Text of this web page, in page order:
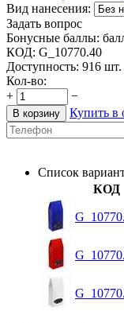
Вид нанесения:
Задать вопрос
Бонусные баллы:
КОД: G_10770.40
Доступность: 916 шт.
Кол-во:
+
−
В корзину Купить в
Список
КОД